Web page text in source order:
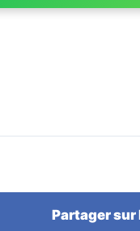
Partager sur